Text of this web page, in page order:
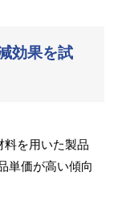
効果を試
料を用いた製品
単価が高い傾向